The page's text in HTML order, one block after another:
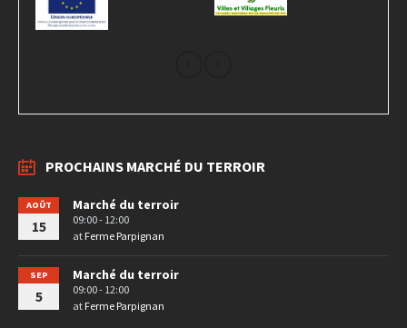
PROCHAINS MARCHÉ DU TERROIR
AOÛT
15
Marché du terroir
09:00 - 12:00
at Ferme Parpignan
SEP
5
Marché du terroir
09:00 - 12:00
at Ferme Parpignan